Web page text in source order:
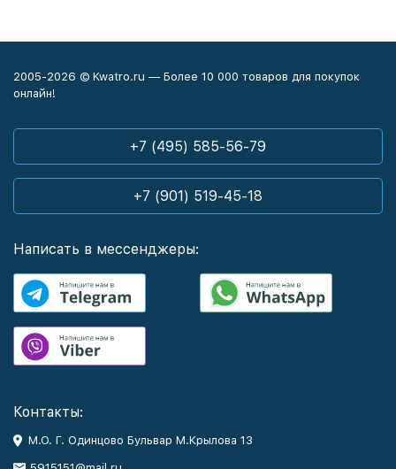
2005-2026 © Kwatro.ru — Более 10 000 товаров для покупок
онлайн!
+7 (495) 585-56-79
+7 (901) 519-45-18
Написать в мессенджеры:
Контакты:
М.О. Г. Одинцово Бульвар М.Крылова 13